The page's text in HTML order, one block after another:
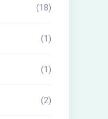
(18)
(1)
(1)
(2)